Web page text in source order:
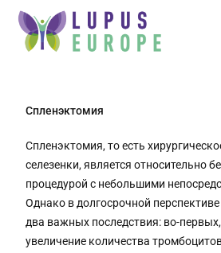
Спленэктомия
Спленэктомия, то есть
селезенки, является относительно
процедурой с небольшими
Однако в долгосрочной
два важных последствия: во-
увеличение количества